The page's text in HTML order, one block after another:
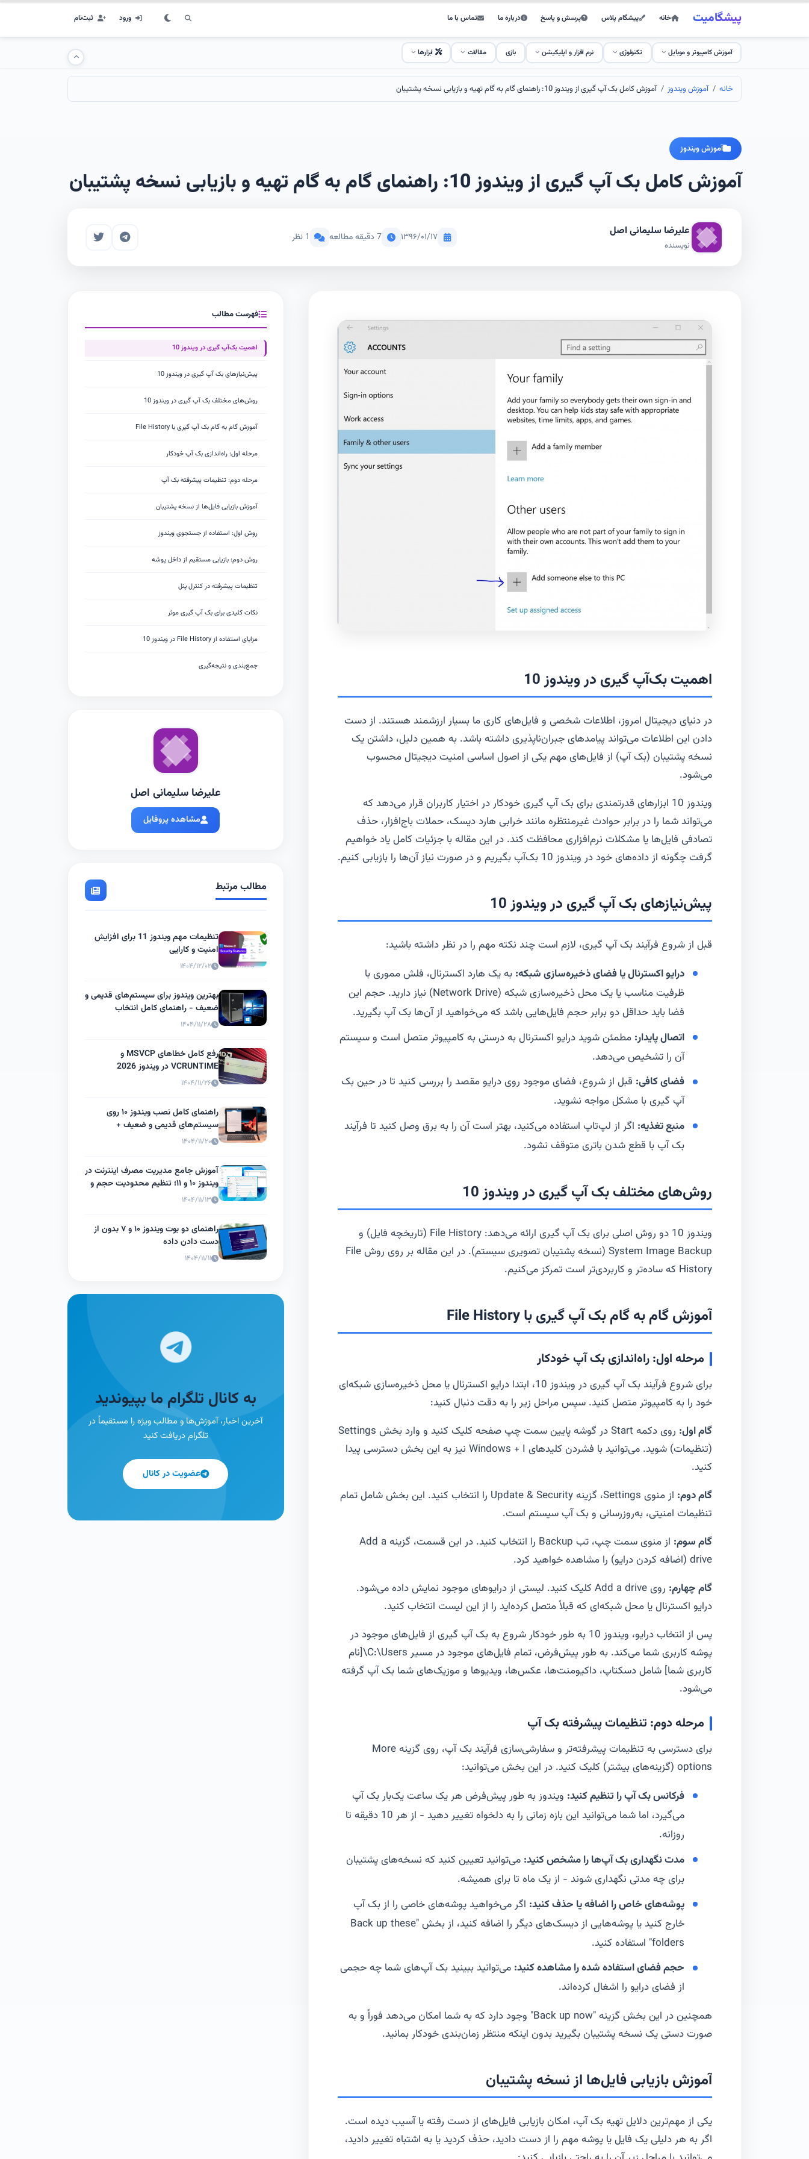
پیشگامیت خانه پیشگام پلاس پرسش و پاسخ درباره ما تماس با ما ورود ثبت‌نام
آموزش کامپیوتر و موبایل تکنولوژی نرم افزار و اپلیکیشن بازی مقالات ابزارها
خانه آموزش ویندوز آموزش کامل بک آپ گیری از ویندوز 10: راهنمای گام به گام تهیه و بازیابی نسخه پشتیبان
آموزش ویندوز
آموزش کامل بک آپ گیری از ویندوز 10: راهنمای گام به گام تهیه و بازیابی نسخه پشتیبان
علیرضا سلیمانی اصل
نویسنده
۱۳۹۶/۰۱/۱۷ 7 دقیقه مطالعه 1 نظر
اهمیت بک‌آپ گیری در ویندوز 10
در دنیای دیجیتال امروز، اطلاعات شخصی و فایل‌های کاری ما بسیار ارزشمند هستند. از دست
دادن این اطلاعات می‌تواند پیامدهای جبران‌ناپذیری داشته باشد. به همین دلیل، داشتن یک
نسخه پشتیبان (بک آپ) از فایل‌های مهم یکی از اصول اساسی امنیت دیجیتال محسوب
می‌شود.
ویندوز 10 ابزارهای قدرتمندی برای بک آپ گیری خودکار در اختیار کاربران قرار می‌دهد که
می‌تواند شما را در برابر حوادث غیرمنتظره مانند خرابی هارد دیسک، حملات باج‌افزار، حذف
تصادفی فایل‌ها یا مشکلات نرم‌افزاری محافظت کند. در این مقاله با جزئیات کامل یاد خواهیم
گرفت چگونه از داده‌های خود در ویندوز 10 بک‌آپ بگیریم و در صورت نیاز آن‌ها را بازیابی کنیم.
پیش‌نیازهای بک آپ گیری در ویندوز 10
قبل از شروع فرآیند بک آپ گیری، لازم است چند نکته مهم را در نظر داشته باشید:
درایو اکسترنال یا فضای ذخیره‌سازی شبکه: به یک هارد اکسترنال، فلش مموری با
ظرفیت مناسب یا یک محل ذخیره‌سازی شبکه (Network Drive) نیاز دارید. حجم این
فضا باید حداقل دو برابر حجم فایل‌هایی باشد که می‌خواهید از آن‌ها بک آپ بگیرید.
اتصال پایدار: مطمئن شوید درایو اکسترنال به درستی به کامپیوتر متصل است و سیستم
آن را تشخیص می‌دهد.
فضای کافی: قبل از شروع، فضای موجود روی درایو مقصد را بررسی کنید تا در حین بک
آپ گیری با مشکل مواجه نشوید.
منبع تغذیه: اگر از لپ‌تاپ استفاده می‌کنید، بهتر است آن را به برق وصل کنید تا فرآیند
بک آپ با قطع شدن باتری متوقف نشود.
روش‌های مختلف بک آپ گیری در ویندوز 10
ویندوز 10 دو روش اصلی برای بک آپ گیری ارائه می‌دهد: File History (تاریخچه فایل) و
System Image Backup (نسخه پشتیبان تصویری سیستم). در این مقاله بر روی روش File
History که ساده‌تر و کاربردی‌تر است تمرکز می‌کنیم.
آموزش گام به گام بک آپ گیری با File History
مرحله اول: راه‌اندازی بک آپ خودکار
برای شروع فرآیند بک آپ گیری در ویندوز 10، ابتدا درایو اکسترنال یا محل ذخیره‌سازی شبکه‌ای
خود را به کامپیوتر متصل کنید. سپس مراحل زیر را به دقت دنبال کنید:
گام اول:
روی دکمه Start در گوشه پایین سمت چپ صفحه کلیک کنید و وارد بخش Settings
(تنظیمات) شوید. می‌توانید با فشردن کلیدهای Windows + I نیز به این بخش دسترسی پیدا
کنید.
گام دوم:
از منوی Settings، گزینه Update & Security را انتخاب کنید. این بخش شامل تمام
تنظیمات امنیتی، به‌روزرسانی و بک آپ سیستم است.
گام سوم:
از منوی سمت چپ، تب Backup را انتخاب کنید. در این قسمت، گزینه Add a
drive (اضافه کردن درایو) را مشاهده خواهید کرد.
گام چهارم:
روی Add a drive کلیک کنید. لیستی از درایوهای موجود نمایش داده می‌شود.
درایو اکسترنال یا محل شبکه‌ای که قبلاً متصل کرده‌اید را از این لیست انتخاب کنید.
پس از انتخاب درایو، ویندوز 10 به طور خودکار شروع به بک آپ گیری از فایل‌های موجود در
پوشه کاربری شما می‌کند. به طور پیش‌فرض، تمام فایل‌های موجود در مسیر C:\Users\[نام
کاربری شما] شامل دسکتاپ، داکیومنت‌ها، عکس‌ها، ویدیوها و موزیک‌های شما بک آپ گرفته
می‌شود.
مرحله دوم: تنظیمات پیشرفته بک آپ
برای دسترسی به تنظیمات پیشرفته‌تر و سفارشی‌سازی فرآیند بک آپ، روی گزینه More
options (گزینه‌های بیشتر) کلیک کنید. در این بخش می‌توانید:
فرکانس بک آپ را تنظیم کنید: ویندوز به طور پیش‌فرض هر یک ساعت یک‌بار بک آپ
می‌گیرد، اما شما می‌توانید این بازه زمانی را به دلخواه تغییر دهید - از هر 10 دقیقه تا
روزانه.
مدت نگهداری بک آپ‌ها را مشخص کنید: می‌توانید تعیین کنید که نسخه‌های پشتیبان
برای چه مدتی نگهداری شوند - از یک ماه تا برای همیشه.
پوشه‌های خاص را اضافه یا حذف کنید: اگر می‌خواهید پوشه‌های خاصی را از بک آپ
خارج کنید یا پوشه‌هایی از دیسک‌های دیگر را اضافه کنید، از بخش "Back up these
folders" استفاده کنید.
حجم فضای استفاده شده را مشاهده کنید: می‌توانید ببینید بک آپ‌های شما چه حجمی
از فضای درایو را اشغال کرده‌اند.
همچنین در این بخش گزینه "Back up now" وجود دارد که به شما امکان می‌دهد فوراً و به
صورت دستی یک نسخه پشتیبان بگیرید بدون اینکه منتظر زمان‌بندی خودکار بمانید.
آموزش بازیابی فایل‌ها از نسخه پشتیبان
یکی از مهم‌ترین دلایل تهیه بک آپ، امکان بازیابی فایل‌های از دست رفته یا آسیب دیده است.
اگر به هر دلیلی یک فایل یا پوشه مهم را از دست دادید، حذف کردید یا به اشتباه تغییر دادید،
فهرست مطالب
اهمیت بک‌آپ گیری در ویندوز 10
پیش‌نیازهای بک آپ گیری در ویندوز 10
روش‌های مختلف بک آپ گیری در ویندوز 10
آموزش گام به گام بک آپ گیری با File History
مرحله اول: راه‌اندازی بک آپ خودکار
مرحله دوم: تنظیمات پیشرفته بک آپ
آموزش بازیابی فایل‌ها از نسخه پشتیبان
روش اول: استفاده از جستجوی ویندوز
روش دوم: بازیابی مستقیم از داخل پوشه
تنظیمات پیشرفته در کنترل پنل
نکات کلیدی برای بک آپ گیری موثر
مزایای استفاده از File History در ویندوز 10
جمع‌بندی و نتیجه‌گیری
علیرضا سلیمانی اصل
مشاهده پروفایل
مطالب مرتبط
تنظیمات مهم ویندوز 11 برای افزایش
امنیت و کارایی
۱۴۰۴/۱۲/۰۲
بهترین ویندوز برای سیستم‌های قدیمی و
ضعیف - راهنمای کامل انتخاب
۱۴۰۴/۱۱/۲۸
رفع کامل خطاهای MSVCP و
VCRUNTIME در ویندوز 2026
۱۴۰۴/۱۱/۲۶
راهنمای کامل نصب ویندوز ۱۰ روی
سیستم‌های قدیمی و ضعیف +
بهینه‌سازی عملکرد
۱۴۰۴/۱۱/۲۰
آموزش جامع مدیریت مصرف اینترنت در
ویندوز ۱۰ و ۱۱؛ تنظیم محدودیت حجم و
Metered
۱۴۰۴/۱۱/۱۳
راهنمای دو بوت ویندوز ۱۰ و ۷ بدون از
دست دادن داده
۱۴۰۴/۱۱/۱۱
به کانال تلگرام ما بپیوندید
آخرین اخبار، آموزش‌ها و مطالب ویژه را مستقیماً در
تلگرام دریافت کنید
عضویت در کانال